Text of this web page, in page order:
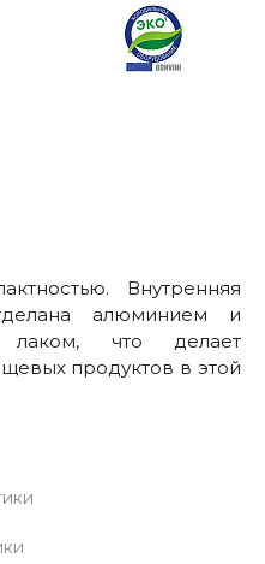
Внутренняя
алюминием и
лаком, что делает
продуктов в этой